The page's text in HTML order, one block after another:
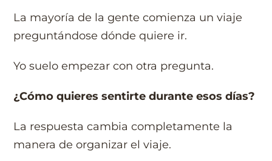
La mayoría de la gente comienza un viaje
preguntándose dónde quiere ir.
Yo suelo empezar con otra pregunta.
¿Cómo quieres sentirte durante esos días?
La respuesta cambia completamente la
manera de organizar el viaje.